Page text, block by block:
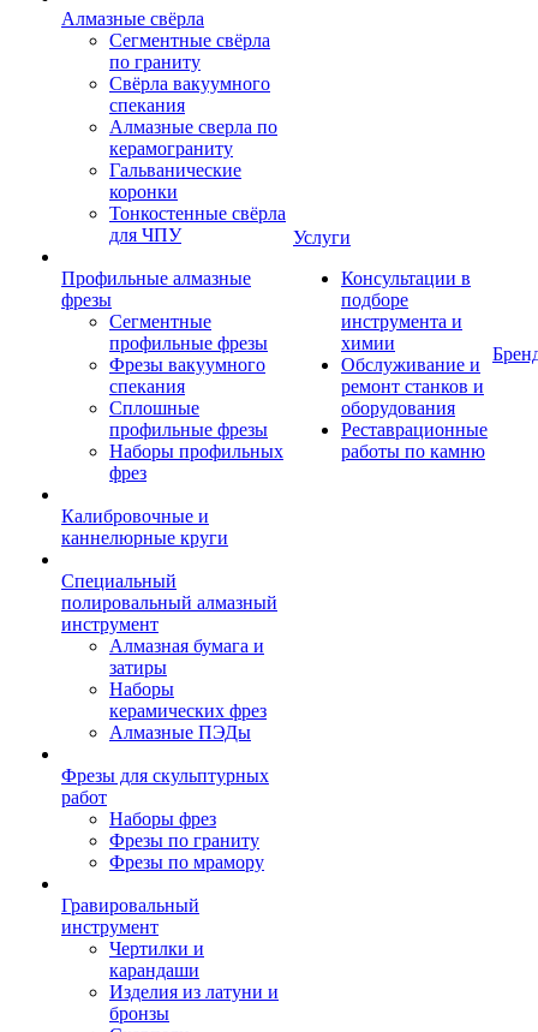
Алмазные свёрла
Сегментные свёрла
по граниту
Свёрла вакуумного
спекания
Алмазные сверла по
керамограниту
Гальванические
коронки
Тонкостенные свёрла
для ЧПУ
Профильные алмазные
фрезы
Сегментные
профильные фрезы
Фрезы вакуумного
спекания
Сплошные
профильные фрезы
Наборы профильных
фрез
Калибровочные и
каннелюрные круги
Специальный
полировальный алмазный
инструмент
Алмазная бумага и
затиры
Наборы
керамических фрез
Алмазные ПЭДы
Фрезы для скульптурных
работ
Наборы фрез
Фрезы по граниту
Фрезы по мрамору
Гравировальный
инструмент
Чертилки и
карандаши
Изделия из латуни и
бронзы
Услуги
Консультации в
подборе
инструмента и
химии
Обслуживание и
ремонт станков и
оборудования
Реставрационные
работы по камню